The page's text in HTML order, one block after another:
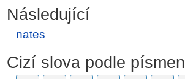
Následující
nates
Cizí slova podle písmen